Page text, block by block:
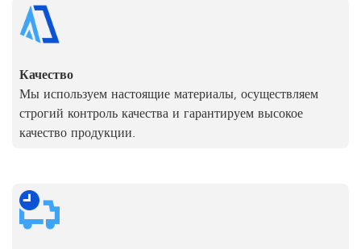
Качество
Мы используем настоящие материалы, осуществляем
строгий контроль качества и гарантируем высокое
качество продукции.